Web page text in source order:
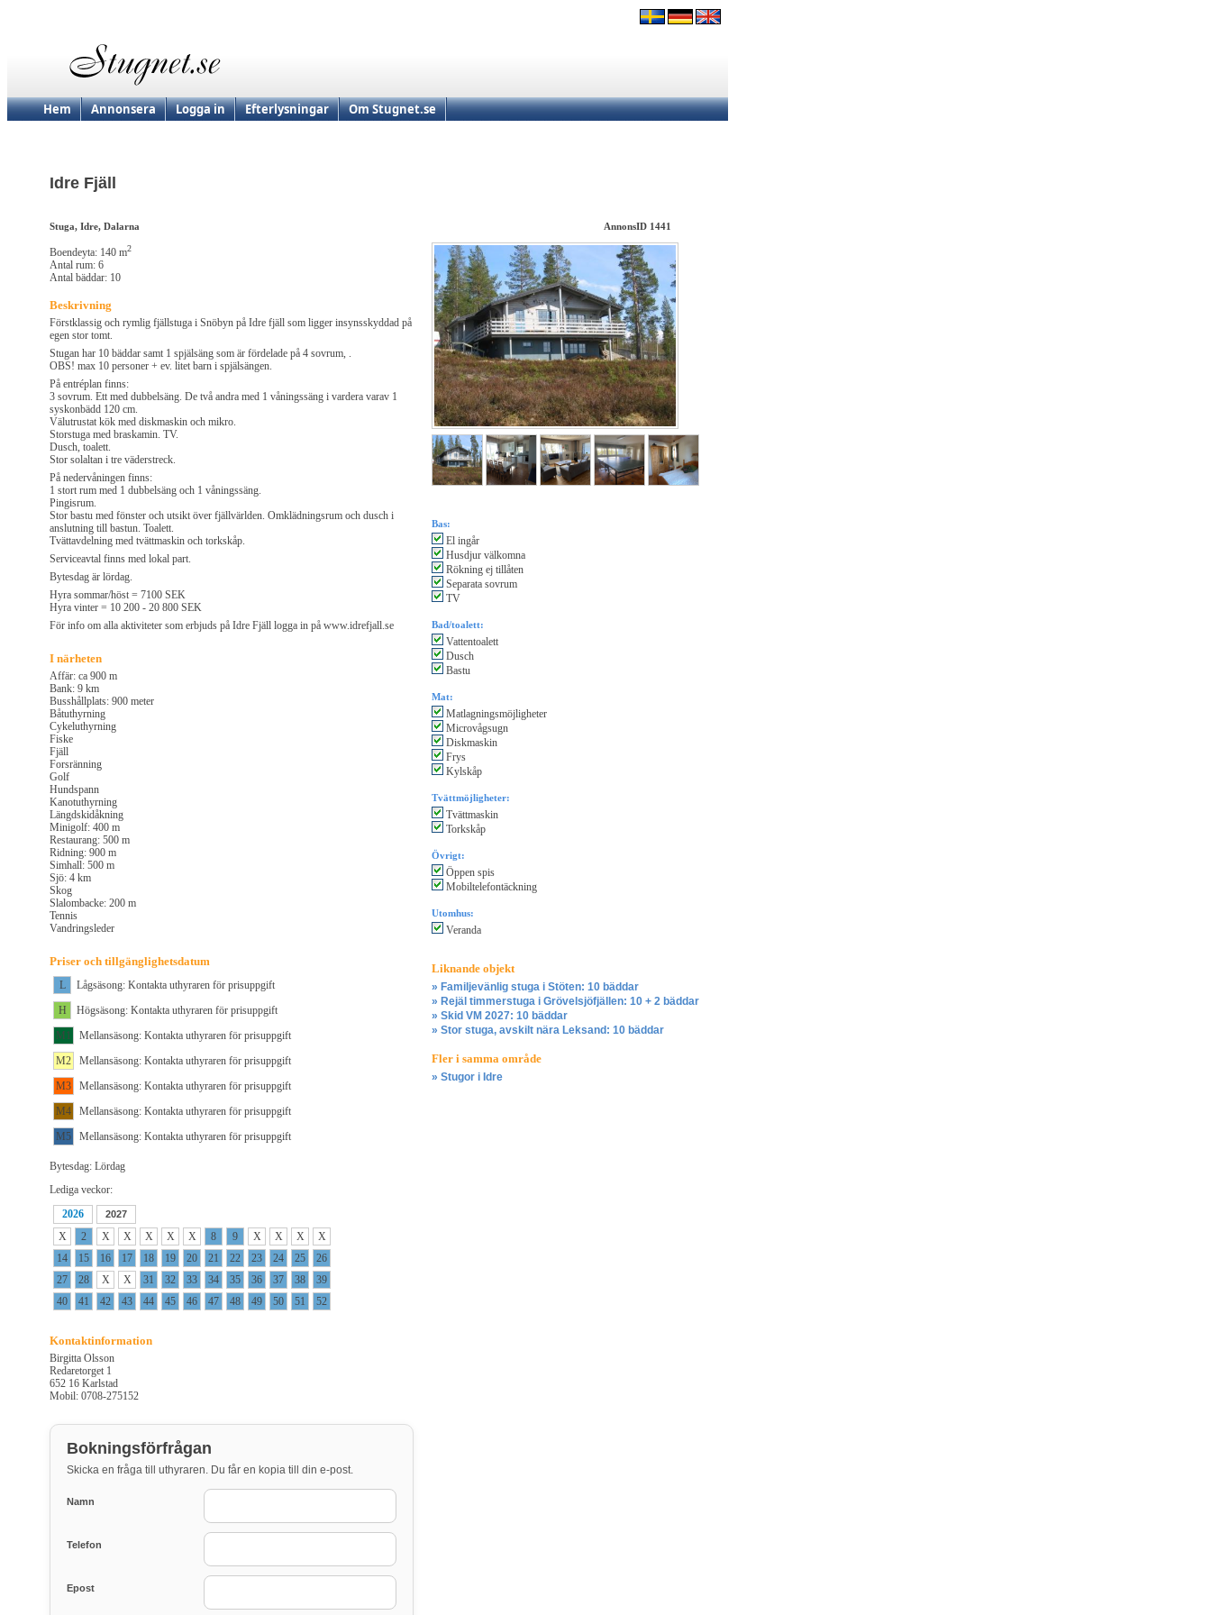
Hem Annonsera Logga in Efterlysningar Om Stugnet.se
Idre Fjäll
Stuga, Idre, Dalarna AnnonsID 1441
Boendeyta: 140 m2
Antal rum: 6
Antal bäddar: 10
Beskrivning
Förstklassig och rymlig fjällstuga i Snöbyn på Idre fjäll som ligger insynsskyddad på
egen stor tomt.
Stugan har 10 bäddar samt 1 spjälsäng som är fördelade på 4 sovrum, .
OBS! max 10 personer + ev. litet barn i spjälsängen.
På entréplan finns:
3 sovrum. Ett med dubbelsäng. De två andra med 1 våningssäng i vardera varav 1
syskonbädd 120 cm.
Välutrustat kök med diskmaskin och mikro.
Storstuga med braskamin. TV.
Dusch, toalett.
Stor solaltan i tre väderstreck.
På nedervåningen finns:
1 stort rum med 1 dubbelsäng och 1 våningssäng.
Pingisrum.
Stor bastu med fönster och utsikt över fjällvärlden. Omklädningsrum och dusch i
anslutning till bastun. Toalett.
Tvättavdelning med tvättmaskin och torkskåp.
Serviceavtal finns med lokal part.
Bytesdag är lördag.
Hyra sommar/höst = 7100 SEK
Hyra vinter = 10 200 - 20 800 SEK
För info om alla aktiviteter som erbjuds på Idre Fjäll logga in på www.idrefjall.se
I närheten
Affär: ca 900 m
Bank: 9 km
Busshållplats: 900 meter
Båtuthyrning
Cykeluthyrning
Fiske
Fjäll
Forsränning
Golf
Hundspann
Kanotuthyrning
Längdskidåkning
Minigolf: 400 m
Restaurang: 500 m
Ridning: 900 m
Simhall: 500 m
Sjö: 4 km
Skog
Slalombacke: 200 m
Tennis
Vandringsleder
Priser och tillgänglighetsdatum
L
Lågsäsong: Kontakta uthyraren för prisuppgift
H
Högsäsong: Kontakta uthyraren för prisuppgift
M1
Mellansäsong: Kontakta uthyraren för prisuppgift
M2
Mellansäsong: Kontakta uthyraren för prisuppgift
M3
Mellansäsong: Kontakta uthyraren för prisuppgift
M4
Mellansäsong: Kontakta uthyraren för prisuppgift
M5
Mellansäsong: Kontakta uthyraren för prisuppgift
Bytesdag: Lördag
Lediga veckor:
2026
2027
X 2 X X X X X 8 9 X X X
X
14
15 16 17 18 19 20 21 22 23 24 25
26
27
28 X X 31 32 33 34 35 36 37 38
39
40
41 42 43 44 45 46 47 48 49 50 51 52
Kontaktinformation
Birgitta Olsson
Redaretorget 1
652 16 Karlstad
Mobil: 0708-275152
Bokningsförfrågan
Skicka en fråga till uthyraren. Du får en kopia till din e-post.
Namn
Telefon
Epost
Bas:
El ingår
Husdjur välkomna
Rökning ej tillåten
Separata sovrum
TV
Bad/toalett:
Vattentoalett
Dusch
Bastu
Mat:
Matlagningsmöjligheter
Microvågsugn
Diskmaskin
Frys
Kylskåp
Tvättmöjligheter:
Tvättmaskin
Torkskåp
Övrigt:
Öppen spis
Mobiltelefontäckning
Utomhus:
Veranda
Liknande objekt
» Familjevänlig stuga i Stöten: 10 bäddar
» Rejäl timmerstuga i Grövelsjöfjällen: 10 + 2 bäddar
» Skid VM 2027: 10 bäddar
» Stor stuga, avskilt nära Leksand: 10 bäddar
Fler i samma område
» Stugor i Idre